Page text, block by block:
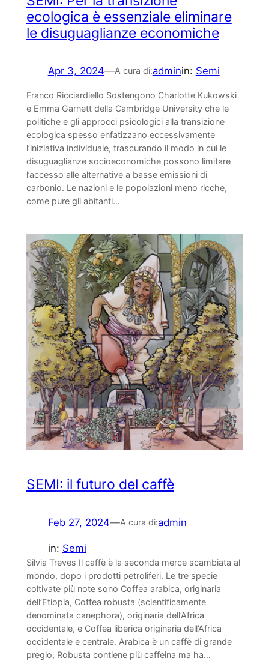
ecologica è essenziale eliminare
le disuguaglianze economiche
Apr 3, 2024—A cura di:adminin: Semi
Franco Ricciardiello Sostengono Charlotte Kukowski
e Emma Garnett della Cambridge University che le
politiche e gli approcci psicologici alla transizione
ecologica spesso enfatizzano eccessivamente
l’iniziativa individuale, trascurando il modo in cui le
disuguaglianze socioeconomiche possono limitare
l’accesso alle alternative a basse emissioni di
carbonio. Le nazioni e le popolazioni meno ricche,
come pure gli abitanti…
SEMI: il futuro del caffè
Feb 27, 2024—A cura di:admin
in: Semi
Silvia Treves Il caffè è la seconda merce scambiata al
mondo, dopo i prodotti petroliferi. Le tre specie
coltivate più note sono Coffea arabica, originaria
dell’Etiopia, Coffea robusta (scientificamente
denominata canephora), originaria dell’Africa
occidentale, e Coffea liberica originaria dell’Africa
occidentale e centrale. Arabica è un caffè di grande
pregio, Robusta contiene più caffeina ma ha…